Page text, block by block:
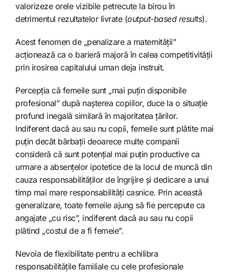
valorizeze orele vizibile petrecute la birou în
detrimentul rezultatelor livrate (output-based results).
Acest fenomen de „penalizare a maternității”
acționează ca o barieră majoră în calea competitivității
prin irosirea capitalului uman deja instruit.
Percepția că femeile sunt „mai puțin disponibile
profesional” după nașterea copiilor, duce la o situație
profund inegală similară în majoritatea țărilor.
Indiferent dacă au sau nu copii, femeile sunt plătite mai
puțin decât bărbații deoarece multe companii
consideră că sunt potențial mai puțin productive ca
urmare a absențelor ipotetice de la locul de muncă din
cauza responsabilităților de îngrijire și dedicare a unui
timp mai mare responsabilități casnice. Prin această
generalizare, toate femeile ajung să fie percepute ca
angajate „cu risc”, indiferent dacă au sau nu copii
plătind „costul de a fi femeie”.
Nevoia de flexibilitate pentru a echilibra
responsabilitățile familiale cu cele profesionale